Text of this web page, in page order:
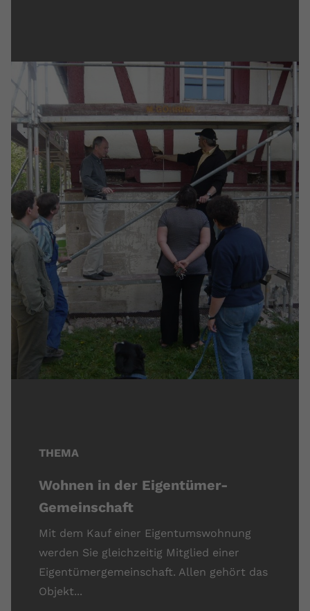
THEMA
Wohnen in der Eigentümer-
Gemeinschaft
Mit dem Kauf einer Eigentumswohnung
werden Sie gleichzeitig Mitglied einer
Eigentümergemeinschaft. Allen gehört das
Objekt...